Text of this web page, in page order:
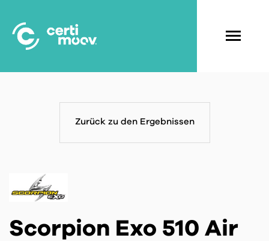
main
content
Zurück zu den Ergebnissen
Scorpion Exo 510 Air